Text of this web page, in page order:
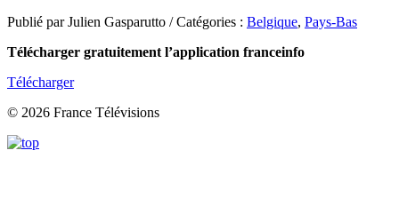
Publié par Julien Gasparutto / Catégories : Belgique, Pays-Bas
Télécharger gratuitement l’application franceinfo
Télécharger
© 2026 France Télévisions